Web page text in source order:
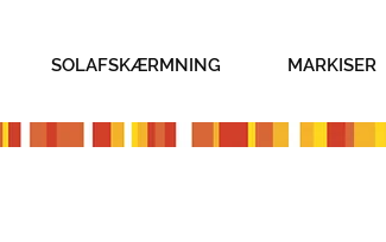
SOLAFSKÆRMNING MARKISER